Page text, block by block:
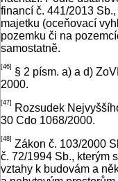
financí č. 441/2013
majetku (oceňovací
pozemku či na
samostatně.
[46]
§ 2 písm. a) a d)
2000.
[47]
Rozsudek
30 Cdo 1068/2000.
[48] Zákon č. 103/2000
č. 72/1994 Sb., kterým
vztahy k budovám a